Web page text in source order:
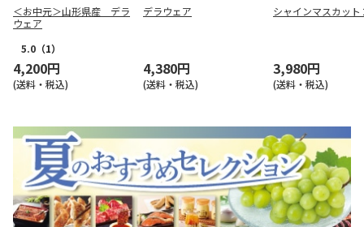
＜お中元＞山形県産 デラ
ウェア
5.0 （1）
4,200円
(送料・税込)
デラウェア
4,380円
(送料・税込)
シャインマスカット
3,980円
(送料・税込)